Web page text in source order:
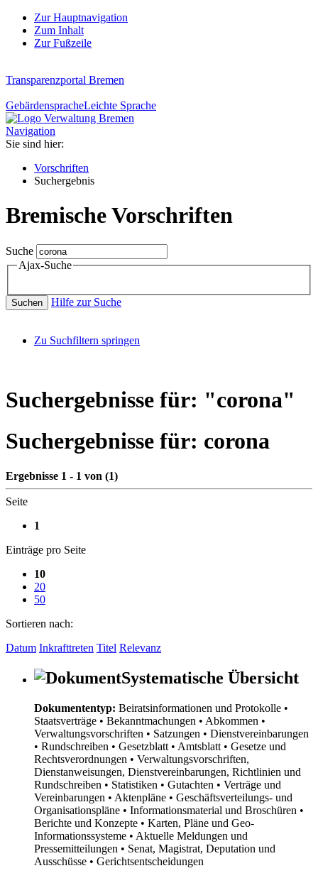
Zur Hauptnavigation
Zum Inhalt
Zur Fußzeile
Transparenzportal Bremen
GebärdenspracheLeichte Sprache
Navigation
Sie sind hier:
Vorschriften
Suchergebnis
Bremische Vorschriften
Suche
Ajax-Suche
Suchen Hilfe zur Suche
Zu Suchfiltern springen
Suchergebnisse für: "corona"
Suchergebnisse für: corona
Ergebnisse 1 - 1 von (1)
Seite
1
Einträge pro Seite
10
20
50
Sortieren nach:
Datum Inkrafttreten Titel Relevanz
Systematische Übersicht
Dokumententyp: Beiratsinformationen und Protokolle •
Staatsverträge • Bekanntmachungen • Abkommen •
Verwaltungsvorschriften • Satzungen • Dienstvereinbarungen
• Rundschreiben • Gesetzblatt • Amtsblatt • Gesetze und
Rechtsverordnungen • Verwaltungsvorschriften,
Dienstanweisungen, Dienstvereinbarungen, Richtlinien und
Rundschreiben • Statistiken • Gutachten • Verträge und
Vereinbarungen • Aktenpläne • Geschäftsverteilungs- und
Organisationspläne • Informationsmaterial und Broschüren •
Berichte und Konzepte • Karten, Pläne und Geo-
Informationssysteme • Aktuelle Meldungen und
Pressemitteilungen • Senat, Magistrat, Deputation und
Ausschüsse • Gerichtsentscheidungen